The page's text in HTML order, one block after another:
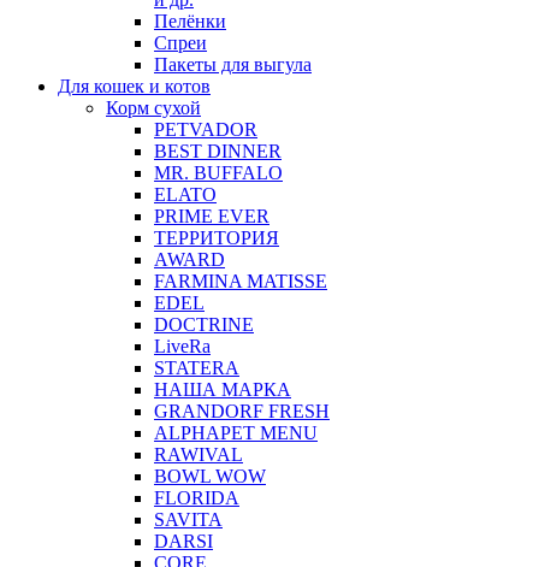
Пелёнки
Спреи
Пакеты для выгула
Для кошек и котов
Корм сухой
PETVADOR
BEST DINNER
MR. BUFFALO
ELATO
PRIME EVER
ТЕРРИТОРИЯ
AWARD
FARMINA MATISSE
EDEL
DOCTRINE
LiveRa
STATERA
НАША МАРКА
GRANDORF FRESH
ALPHAPET MENU
RAWIVAL
BOWL WOW
FLORIDA
SAVITA
DARSI
CORE